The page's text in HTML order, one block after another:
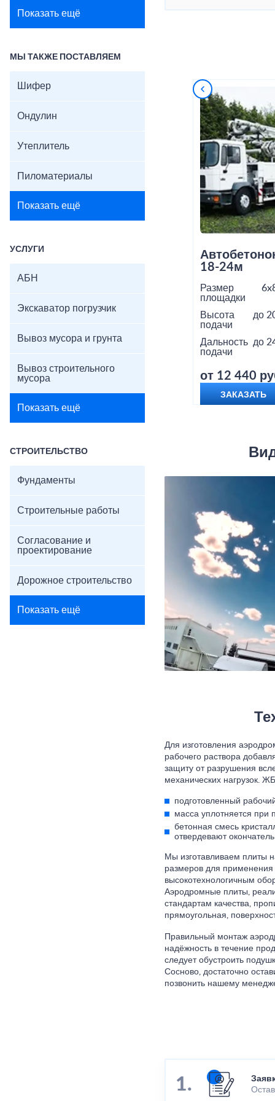
Показать ещё
МЫ ТАКЖЕ ПОСТАВЛЯЕМ
Шифер
Ондулин
Утеплитель
Пиломатериалы
Показать ещё
УСЛУГИ
АБН
Экскаватор погрузчик
Вывоз мусора и грунта
Вывоз строительного
мусора
Показать ещё
СТРОИТЕЛЬСТВО
Фундаменты
Строительные работы
Согласование и
проектирование
Дорожное строительство
Показать ещё
18-24м
Размер
площадки
Высота
подачи
до
Дальность
подачи
до
от 12 440
ЗАКАЗАТЬ
Для изготовления
рабочего раствора
защиту от разрушения
механических нагрузок.
подготовленный
масса уплотняется при
бетонная смесь
отвердевают
Мы изготавливаем плиты
размеров для
высокотехнологичным
Аэродромные плиты,
стандартам качества,
прямоугольная,
Правильный монтаж
надёжность в течение
следует обустроить
Сосново, достаточно
позвонить нашему